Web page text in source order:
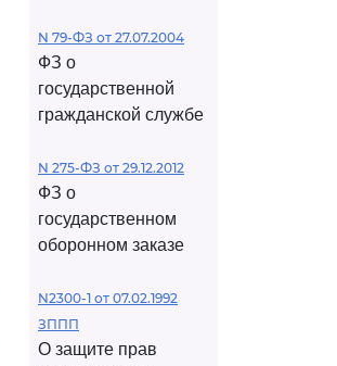
N 79-ФЗ от 27.07.2004
ФЗ о
государственной
гражданской службе
N 275-ФЗ от 29.12.2012
ФЗ о
государственном
оборонном заказе
N2300-1 от 07.02.1992
ЗППП
О защите прав